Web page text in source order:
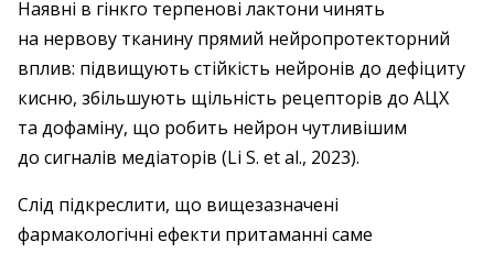
Наявні в гінкго терпенові лактони чинять
на нервову тканину прямий нейропротекторний
вплив: підвищують стійкість нейронів до дефіциту
кисню, збільшують щільність рецепторів до АЦХ
та дофаміну, що робить нейрон чутливішим
до сигналів медіаторів (Li S. et al., 2023).
Слід підкреслити, що вищезазначені
фармакологічні ефекти притаманні саме